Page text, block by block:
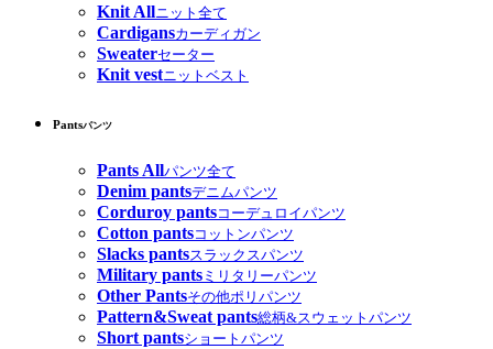
Knit Allニット全て
Cardigansカーディガン
Sweaterセーター
Knit vestニットベスト
Pantsパンツ
Pants Allパンツ全て
Denim pantsデニムパンツ
Corduroy pantsコーデュロイパンツ
Cotton pantsコットンパンツ
Slacks pantsスラックスパンツ
Military pants ミリタリーパンツ
Other Pantsその他ポリパンツ
Pattern&Sweat pants総柄&スウェットパンツ
Short pantsショートパンツ